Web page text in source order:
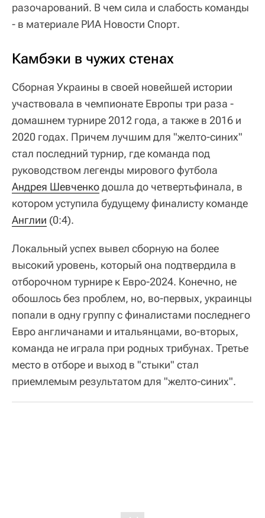
разочарований. В чем сила и слабость команды
- в материале РИА Новости Спорт.
Камбэки в чужих стенах
Сборная Украины в своей новейшей истории
участвовала в чемпионате Европы три раза -
домашнем турнире 2012 года, а также в 2016 и
2020 годах. Причем лучшим для "желто-синих"
стал последний турнир, где команда под
руководством легенды мирового футбола
Андрея Шевченкодошла до четвертьфинала, в
котором уступила будущему финалисту команде
Англии (0:4).
Локальный успех вывел сборную на более
высокий уровень, который она подтвердила в
отборочном турнире к Евро-2024. Конечно, не
обошлось без проблем, но, во-первых, украинцы
попали в одну группу с финалистами последнего
Евро англичанами и итальянцами, во-вторых,
команда не играла при родных трибунах. Третье
место в отборе и выход в "стыки" стал
приемлемым результатом для "желто-синих".